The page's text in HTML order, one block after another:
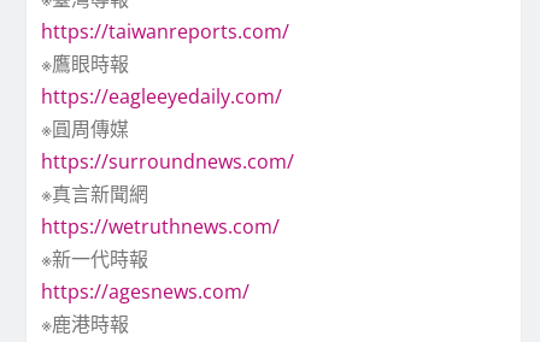
https://taiwanreports.com/
※鷹眼時報
https://eagleeyedaily.com/
※圓周傳媒
https://surroundnews.com/
※真言新聞網
https://wetruthnews.com/
※新一代時報
https://agesnews.com/
※鹿港時報